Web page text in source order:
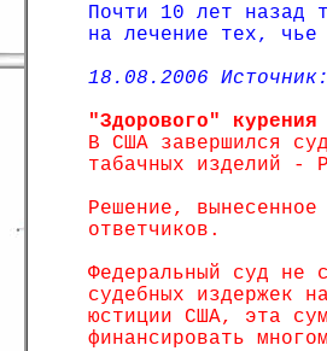
Почти 10 лет назад
на лечение тех, чье
18.08.2006
"Здорового"
В США завершился
табачных изделий
Решение,
ответчиков.
Федеральный суд не
судебных издержек
юстиции США, эта
финансировать